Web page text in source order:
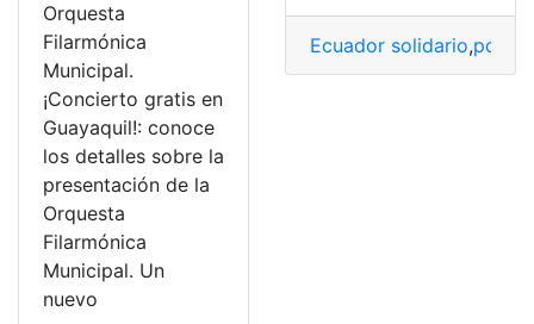
Orquesta
Filarmónica
Municipal.
¡Concierto gratis en
Guayaquil!: conoce
los detalles sobre la
presentación de la
Orquesta
Filarmónica
Municipal. Un
nuevo
Ecuador solidario,